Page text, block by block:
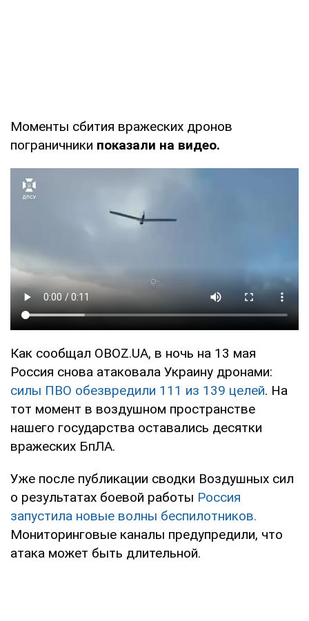
Моменты сбития вражеских дронов
пограничники показали на видео.
Как сообщал OBOZ.UA, в ночь на 13 мая
Россия снова атаковала Украину дронами:
силы ПВО обезвредили 111 из 139 целей. На
тот момент в воздушном пространстве
нашего государства оставались десятки
вражеских БпЛА.
Уже после публикации сводки Воздушных сил
о результатах боевой работы Россия
запустила новые волны беспилотников.
Мониторинговые каналы предупредили, что
атака может быть длительной.